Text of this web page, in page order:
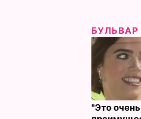
БУЛЬВАР
"Это